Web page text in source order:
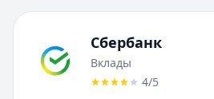
Сбербанк
Вклады
4/5